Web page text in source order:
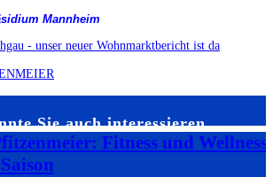
Mannheim
Sie auch interessieren…
Fitness und Wellness